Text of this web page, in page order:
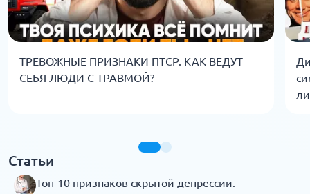
ТРЕВОЖНЫЕ ПРИЗНАКИ ПТСР. КАК ВЕДУТ
СЕБЯ ЛЮДИ С ТРАВМОЙ?
Статьи
Топ-10 признаков скрытой депрессии.